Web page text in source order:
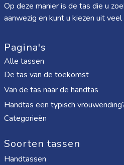
Op deze manier is de tas die u
aanwezig en kunt u kiezen uit
Pagina's
Alle tassen
De tas van de toekomst
Van de tas naar de handtas
Handtas een typisch
Categorieën
Soorten tassen
Handtassen